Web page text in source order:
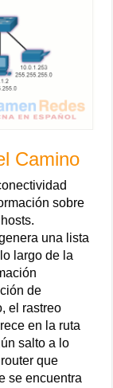
Camino
sobre
una lista
largo de la
de
el rastreo
en la ruta
salto a lo
que
se encuentra